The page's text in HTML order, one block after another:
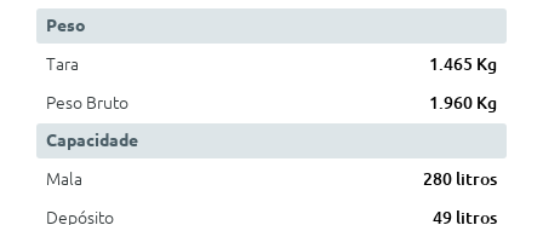
Peso
Tara
1.465 Kg
Peso Bruto
1.960 Kg
Capacidade
Mala
280 litros
Depósito
49 litros